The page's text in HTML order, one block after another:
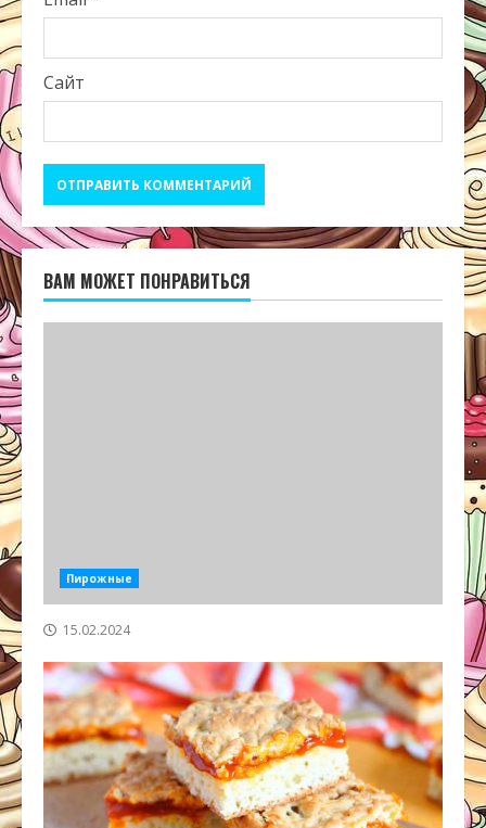
Сайт
ВАМ МОЖЕТ ПОНРАВИТЬСЯ
Пирожные
15.02.2024